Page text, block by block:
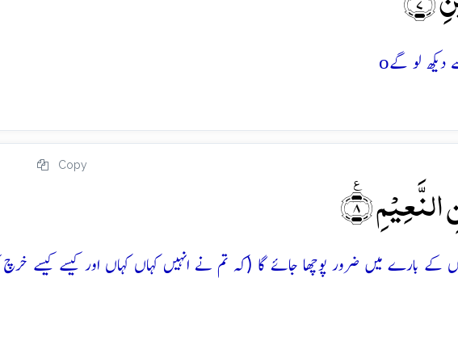
o
Copy
٪﴿۸﴾
کے بارے میں ضرور پوچھا جائے گا (کہ تم نے انہیں کہاں کہاں اور کیسے کیسے خرچ